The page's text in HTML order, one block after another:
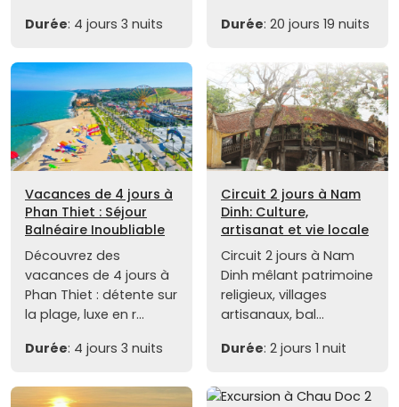
Durée: 4 jours 3 nuits
Durée: 20 jours 19 nuits
Vacances de 4 jours à
Phan Thiet : Séjour
Balnéaire Inoubliable
Découvrez des
vacances de 4 jours à
Phan Thiet : détente sur
la plage, luxe en r...
Durée: 4 jours 3 nuits
Circuit 2 jours à Nam
Dinh: Culture,
artisanat et vie locale
Circuit 2 jours à Nam
Dinh mêlant patrimoine
religieux, villages
artisanaux, bal...
Durée: 2 jours 1 nuit